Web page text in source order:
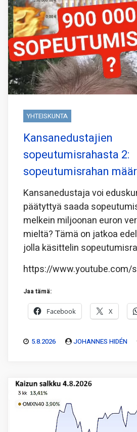
YHTEISKUNTA
Kansanedustajien
sopeutumisrahasta 2:
sopeutumisrahan
Kansanedustaja voi
päätyttyä saada
melkein miljoonan euron
mieltä? Tämä on jatkoa
jolla käsittelin
https://www.youtube.com/
Jaa tämä:
Facebook X
5.8.2026 JOHANNES HIDÉN